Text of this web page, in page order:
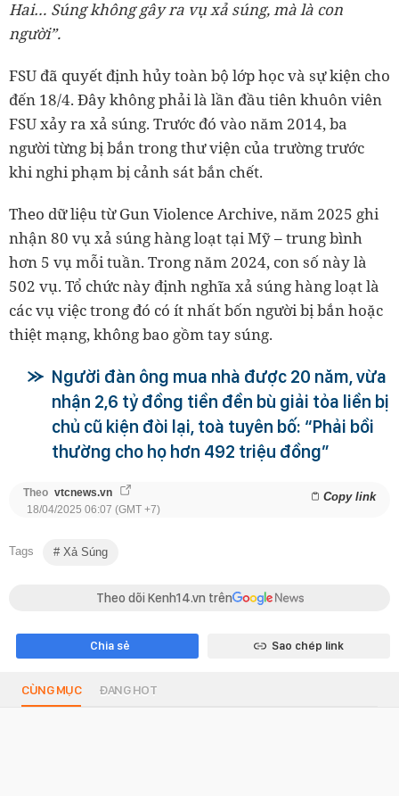
Hai… Súng không gây ra vụ xả súng, mà là con
người”.
FSU đã quyết định hủy toàn bộ lớp học và sự kiện cho
đến 18/4. Đây không phải là lần đầu tiên khuôn viên
FSU xảy ra xả súng. Trước đó vào năm 2014, ba
người từng bị bắn trong thư viện của trường trước
khi nghi phạm bị cảnh sát bắn chết.
Theo dữ liệu từ Gun Violence Archive, năm 2025 ghi
nhận 80 vụ xả súng hàng loạt tại Mỹ – trung bình
hơn 5 vụ mỗi tuần. Trong năm 2024, con số này là
502 vụ. Tổ chức này định nghĩa xả súng hàng loạt là
các vụ việc trong đó có ít nhất bốn người bị bắn hoặc
thiệt mạng, không bao gồm tay súng.
Người đàn ông mua nhà được 20 năm, vừa
nhận 2,6 tỷ đồng tiền đền bù giải tỏa liền bị
chủ cũ kiện đòi lại, toà tuyên bố: “Phải bồi
thường cho họ hơn 492 triệu đồng”
Theo vtcnews.vn Copy link
18/04/2025 06:07 (GMT +7)
Tags Xả Súng
Theo dõi Kenh14.vn trên
Chia sẻ Sao chép link
CÙNG MỤC ĐANG HOT